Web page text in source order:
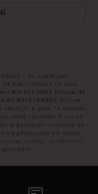
- As condições
boas-vindas Os teus
BOARDRIDERS Europe de
BOARDRIDERS Europe
serviços e para te manter
relativamente à nossa
a qualquer momento se
ou promoções da nossa
corrigir ou eliminar